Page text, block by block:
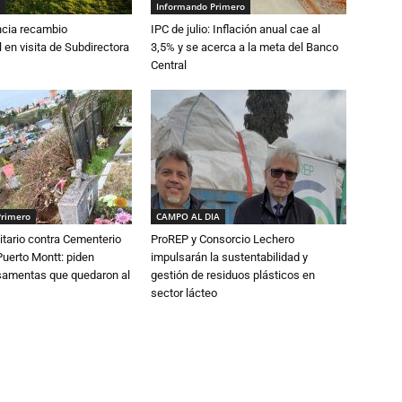
recambio
en visita de Subdirectora
Informando Primero
IPC de julio: Inflación anual cae al
3,5% y se acerca a la meta del Banco
Central
contra Cementerio
Montt: piden
que quedaron al
CAMPO AL DIA
ProREP y Consorcio Lechero
impulsarán la sustentabilidad y
gestión de residuos plásticos en
sector lácteo